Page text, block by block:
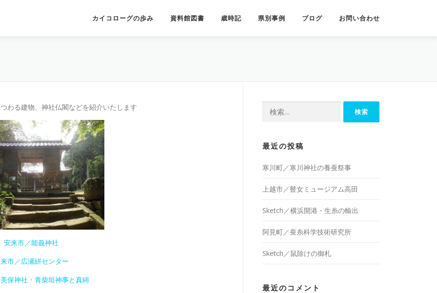
カイコローグの歩み 資料館図書 歳時記 県別事例 ブログ お問い合わせ
わる建物、神社仏閣などを紹介いたします
安来市／能義神社
市／広瀬絣センター
保神社・青柴垣神事と真綿
最近の投稿
寒川町／寒川神社の養蚕祭事
上越市／瞽女ミュージアム高田
Sketch／横浜開港・生糸の輸出
阿見町／蚕糸科学技術研究所
Sketch／鼠除けの御札
最近のコメント